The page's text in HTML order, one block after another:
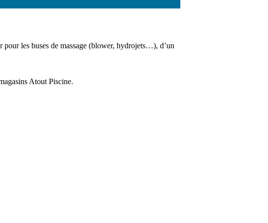
pour les buses de massage (blower, hydrojets…), d’un
Atout Piscine.